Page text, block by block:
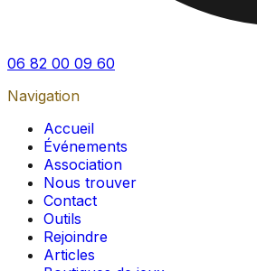
06 82 00 09 60
Navigation
Accueil
Événements
Association
Nous trouver
Contact
Outils
Rejoindre
Articles